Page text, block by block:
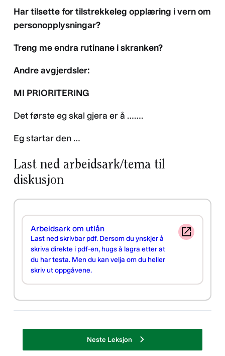
Har tilsette for tilstrekkeleg opplæring i vern om
personopplysningar?
Treng me endra rutinane i skranken?
Andre avgjerdsler:
MI PRIORITERING
Det første eg skal gjera er å …….
Eg startar den …
Last ned arbeidsark/tema til
diskusjon
Arbeidsark om utlån
Last ned skrivbar pdf. Dersom du ynskjer å
skriva direkte i pdf-en, hugs å lagra etter at
du har testa. Men du kan velja om du heller
skriv ut oppgåvene.
Neste Leksjon